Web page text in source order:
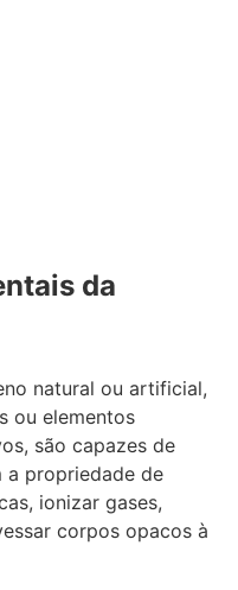
da
natural ou artificial,
ou elementos
são capazes de
a propriedade de
ionizar gases,
corpos opacos à